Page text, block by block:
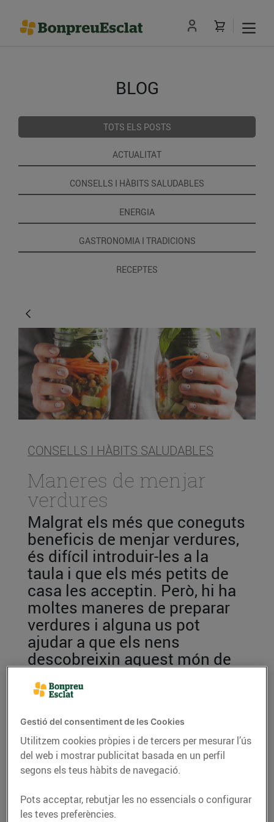
BLOG
TOTS ELS POSTS
ACTUALITAT
CONSELLS I HÀBITS SALUDABLES
ENERGIA
GASTRONOMIA I TRADICIONS
RECEPTES
CONSELLS I HÀBITS SALUDABLES
Maneres de menjar
verdures
Malgrat els més que coneguts
beneficis de menjar verdures,
és difícil introduir-les a la
taula i que els més petits de
casa les acceptin. Però, hi ha
moltes maneres de preparar
verdures i alguna us pot
ajudar a que els nens
descobreixin aquest món de
Tot i que sabem que les propietats i els beneficis de
les verdures són
molt importants per al
avorrides si les mengem sense cap canvi. Per altra
banda, es tracta d’aliments que normalment tenen
Gestió del consentiment de les Cookies
Utilitzem cookies pròpies i de tercers per mesurar l’ús
del web i mostrar publicitat basada en un perfil
segons els teus hàbits de navegació.
Pots acceptar, rebutjar les no essencials o configurar
les teves preferències.